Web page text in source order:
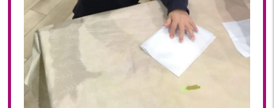
2019年 11月(20)
2019年 10月(21)
2019年 09月(17)
2019年 08月(20)
2019年 07月(22)
2019年 06月(20)